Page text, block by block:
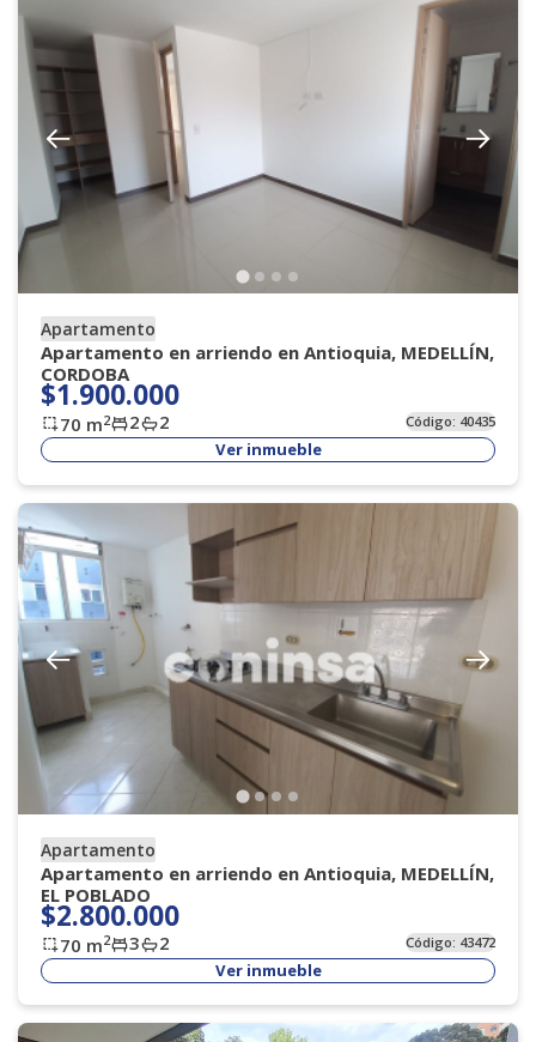
Apartamento
Apartamento en arriendo en Antioquia, MEDELLÍN,
CORDOBA
$1.900.000
70 m2 2 2 Código: 40435
Ver inmueble
Apartamento
Apartamento en arriendo en Antioquia, MEDELLÍN,
EL POBLADO
$2.800.000
70 m2 3 2 Código: 43472
Ver inmueble